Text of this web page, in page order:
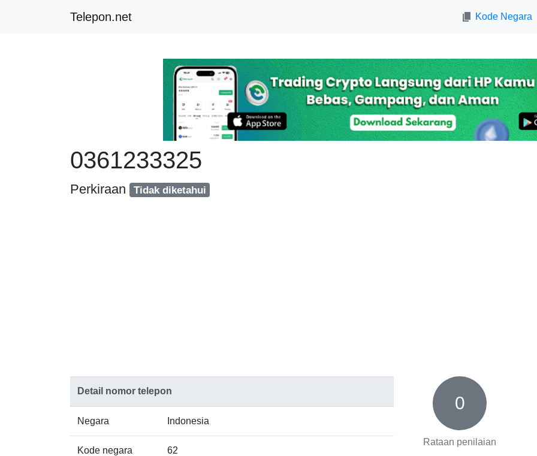
Telepon.net Kode Negara
0361233325
Perkiraan Tidak diketahui
Detail nomor telepon
Negara Indonesia
Kode negara 62
0
Rataan penilaian